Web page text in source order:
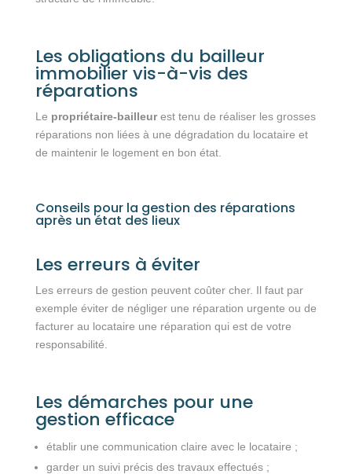
Les obligations du bailleur
immobilier vis-à-vis des
réparations
Le propriétaire-bailleurest tenu de réaliser les grosses
réparations non liées à une dégradation du locataire et
de maintenir le logement en bon état.
Conseils pour la gestion des réparations
après un état des lieux
Les erreurs à éviter
Les erreurs de gestion peuvent coûter cher. Il faut par
exemple éviter de négliger une réparation urgente ou de
facturer au locataire une réparation qui est de votre
responsabilité.
Les démarches pour une
gestion efficace
établir une communication claire avec le locataire ;
garder un suivi précis des travaux effectués ;